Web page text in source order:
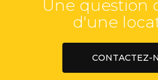
Une question
d'une
CONTACTEZ-